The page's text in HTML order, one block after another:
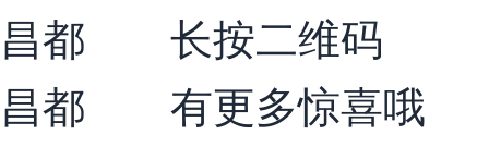
昌都 长按二维码
昌都 有更多惊喜哦